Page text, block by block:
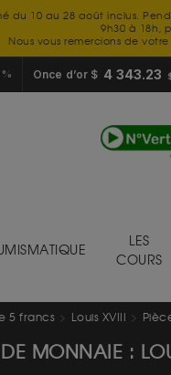
du 10 au 28 août inclus.
9h30 à 18h,
Nous vous remercions de
Once d’or $ 4 343.23
LES
COURS
5 francs Louis XVIII
DE MONNAIE :